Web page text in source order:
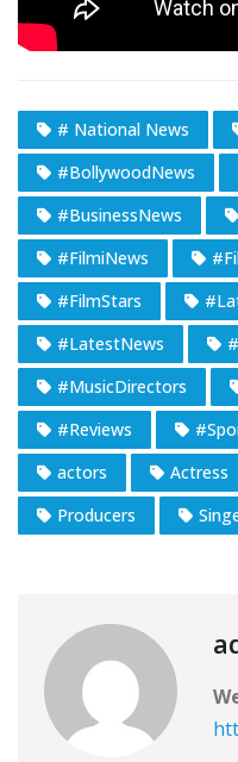
# National News
#BollywoodNews
#BusinessNews
#FilmiNews
#FilmStars
#LatestNews
#MusicDirectors
#Reviews
actors
Actress
Producers